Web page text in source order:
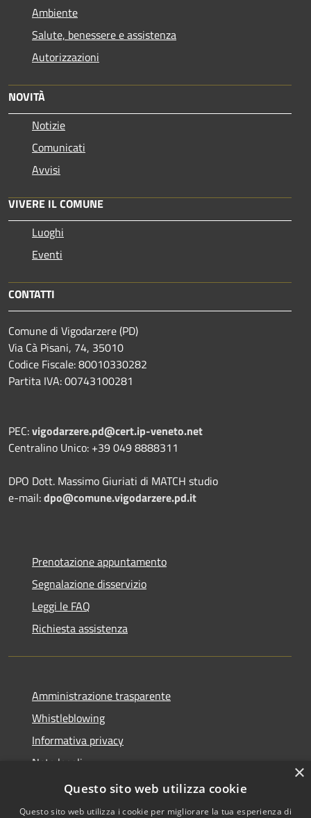
Ambiente
Salute, benessere e assistenza
Autorizzazioni
NOVITÀ
Notizie
Comunicati
Avvisi
VIVERE IL COMUNE
Luoghi
Eventi
CONTATTI
Comune di Vigodarzere (PD)
Via Cà Pisani, 74, 35010
Codice Fiscale: 80010330282
Partita IVA: 00743100281
PEC:vigodarzere.pd@cert.ip-veneto.net
Centralino Unico: +39 049 8888311
DPO Dott. Massimo Giuriati di MATCH studio
e-mail:dpo@comune.vigodarzere.pd.it
Prenotazione appuntamento
Segnalazione disservizio
Leggi le FAQ
Richiesta assistenza
Amministrazione trasparente
Whistleblowing
Informativa privacy
Note legali
Dichiarazione di accessibilità
×
Questo sito web utilizza cookie
Questo sito web utilizza i cookie per migliorare la tua esperienza di